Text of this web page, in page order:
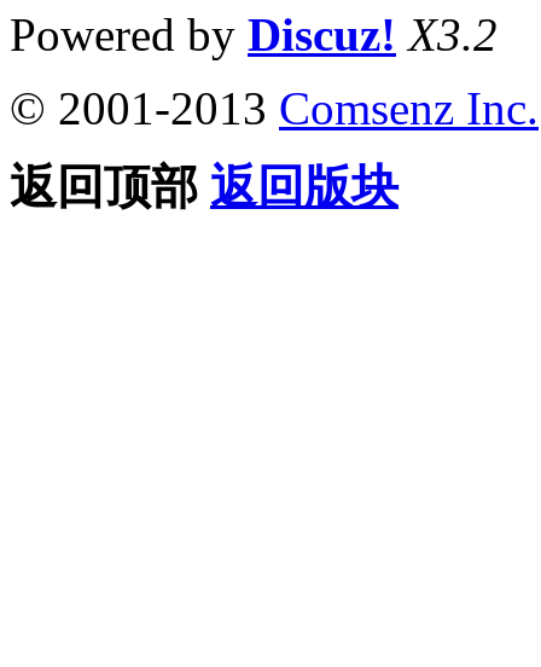
Powered by Discuz! X3.2
© 2001-2013 Comsenz Inc.
返回顶部 返回版块